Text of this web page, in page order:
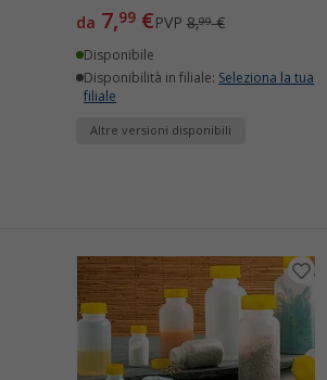
da 7,99€PVP8,99€
Disponibile
Disponibilità in filiale: Seleziona la tua
filiale
Altre versioni disponibili